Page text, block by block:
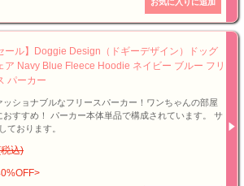
ール】Doggie Design（ドギーデザイン）ドッグ
ア Navy Blue Fleece Hoodie ネイビー ブルー フリ
パーカー
ッショナブルなフリースパーカー！ワンちゃんの部屋
おすすめ！ パーカー本体単品で構成されています。 サ
ております。
込)